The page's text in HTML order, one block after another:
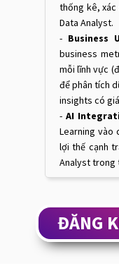
ĐĂNG
đảm bảo
thành bài tập
Đặc biệt,
để học viên
nhân, tự tin
dụng.